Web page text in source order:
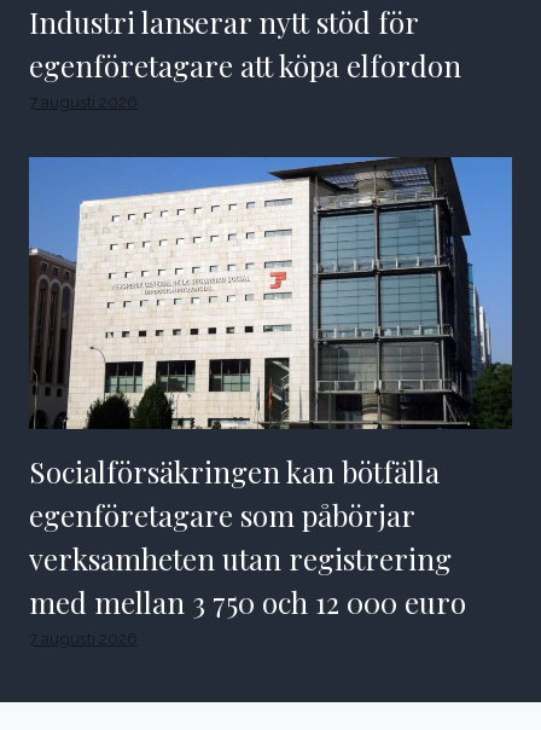
Industri lanserar nytt stöd för
egenföretagare att köpa elfordon
7 augusti 2026
Socialförsäkringen kan bötfälla
egenföretagare som påbörjar
verksamheten utan registrering
med mellan 3 750 och 12 000 euro
7 augusti 2026